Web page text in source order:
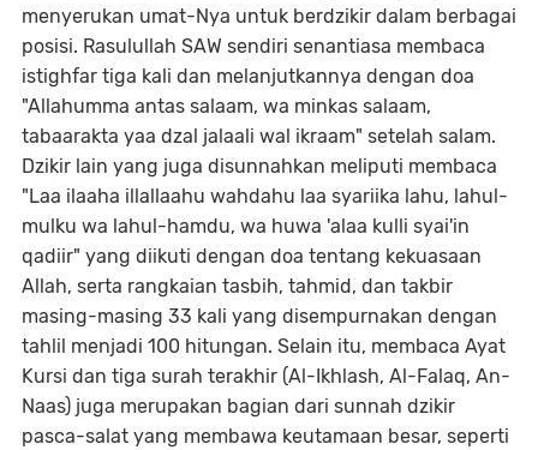
menyerukan umat-Nya untuk berdzikir dalam berbagai
posisi. Rasulullah SAW sendiri senantiasa membaca
istighfar tiga kali dan melanjutkannya dengan doa
"Allahumma antas salaam, wa minkas salaam,
tabaarakta yaa dzal jalaali wal ikraam" setelah salam.
Dzikir lain yang juga disunnahkan meliputi membaca
"Laa ilaaha illallaahu wahdahu laa syariika lahu, lahul-
mulku wa lahul-hamdu, wa huwa 'alaa kulli syai'in
qadiir" yang diikuti dengan doa tentang kekuasaan
Allah, serta rangkaian tasbih, tahmid, dan takbir
masing-masing 33 kali yang disempurnakan dengan
tahlil menjadi 100 hitungan. Selain itu, membaca Ayat
Kursi dan tiga surah terakhir (Al-Ikhlash, Al-Falaq, An-
Naas) juga merupakan bagian dari sunnah dzikir
pasca-salat yang membawa keutamaan besar, seperti